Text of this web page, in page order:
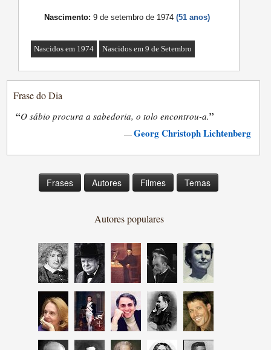
Nascimento: 9 de setembro de 1974(51 anos)
Nascidos em 1974 Nascidos em 9 de Setembro
Frase do Dia
“O sábio procura a sabedoria, o tolo encontrou-a.”
—Georg Christoph Lichtenberg
Frases Autores Filmes Temas
Autores populares